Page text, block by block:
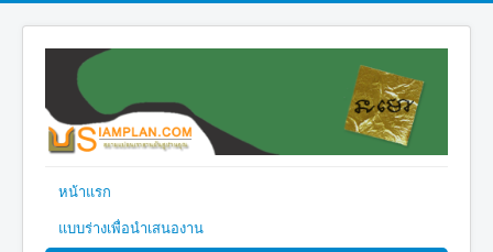
หน้าแรก
แบบร่างเพื่อนำเสนองาน